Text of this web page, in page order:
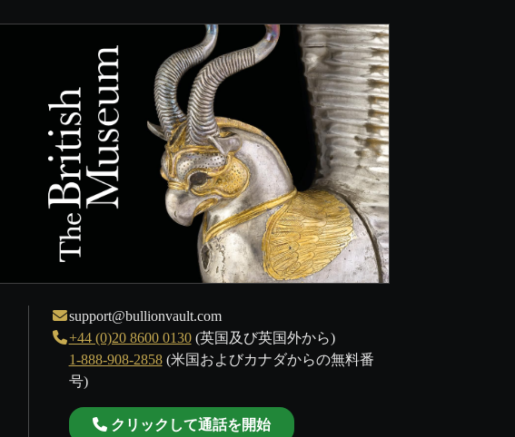
support@bullionvault.com
+44 (0)20 8600 0130(英国及び英国外から)
1-888-908-2858(米国およびカナダからの無料番
号)
クリックして通話を開始